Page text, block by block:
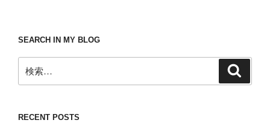
SEARCH IN MY BLOG
索:
RECENT POSTS